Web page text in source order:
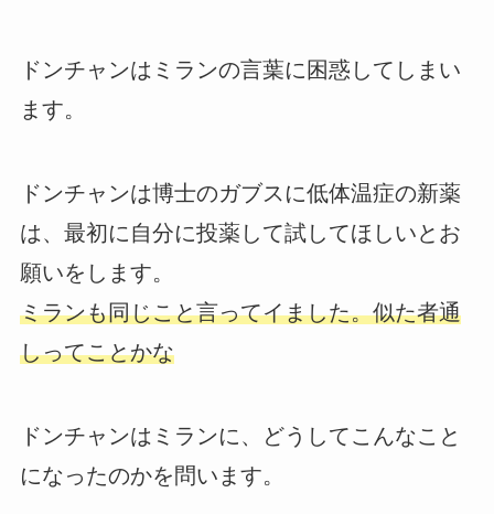
ドンチャンはミランの言葉に困惑してしまい
ます。
ドンチャンは博士のガブスに低体温症の新薬
は、最初に自分に投薬して試してほしいとお
願いをします。
ミランも同じこと言ってイました。似た者通
しってことかな
ドンチャンはミランに、どうしてこんなこと
になったのかを問います。